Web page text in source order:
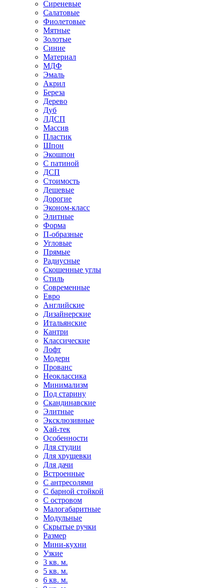
Сиреневые
Салатовые
Фиолетовые
Мятные
Золотые
Синие
Материал
МДФ
Эмаль
Акрил
Береза
Дерево
Дуб
ЛДСП
Массив
Пластик
Шпон
Экошпон
С патиной
ДСП
Стоимость
Дешевые
Дорогие
Эконом-класс
Элитные
Форма
П-образные
Угловые
Прямые
Радиусные
Скошенные углы
Стиль
Современные
Евро
Английские
Дизайнерские
Итальянские
Кантри
Классические
Лофт
Модерн
Прованс
Неоклассика
Минимализм
Под старину
Скандинавские
Элитные
Эксклюзивные
Хай-тек
Особенности
Для студии
Для хрущевки
Для дачи
Встроенные
С антресолями
С барной стойкой
С островом
Малогабаритные
Модульные
Скрытые ручки
Размер
Мини-кухни
Узкие
3 кв. м.
5 кв. м.
6 кв. м.